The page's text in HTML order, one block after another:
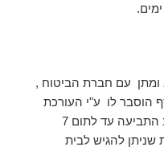
עם חברת הביטוח ,
הוסבר לו ע"י העורכת
הדין שעדיף להמתין אם הגשת כתב התביעה עד לתום 7
שניתן להגיש לבית